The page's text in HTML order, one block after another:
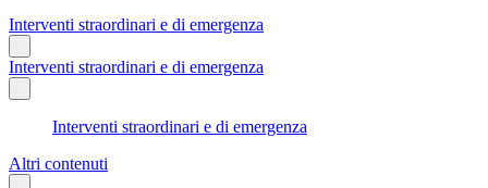
Interventi straordinari e di emergenza
Interventi straordinari e di emergenza
Interventi straordinari e di emergenza
Altri contenuti